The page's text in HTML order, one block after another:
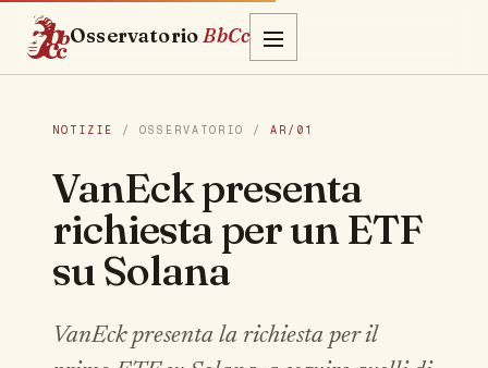
OsservatorioBbCc
NOTIZIE / OSSERVATORIO / AR/01
VanEck presenta
richiesta per un ETF
su Solana
VanEck presenta la richiesta per il